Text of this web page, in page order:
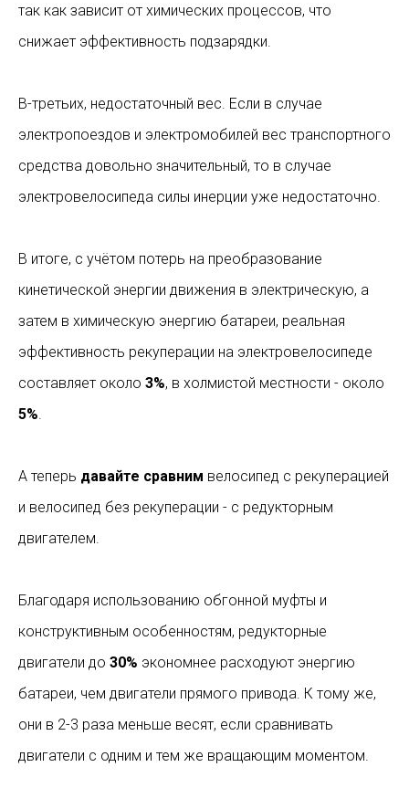
так как зависит от химических процессов, что
снижает эффективность подзарядки.
В-третьих, недостаточный вес. Если в случае
электропоездов и электромобилей вес транспортного
средства довольно значительный, то в случае
электровелосипеда силы инерции уже недостаточно.
В итоге, с учётом потерь на преобразование
кинетической энергии движения в электрическую, а
затем в химическую энергию батареи, реальная
эффективность рекуперации на электровелосипеде
составляет около 3%, в холмистой местности - около
5%
А теперь давайте сравним велосипед с рекуперацией
и велосипед без рекуперации - с редукторным
двигателем.
Благодаря использованию обгонной муфты и
конструктивным особенностям, редукторные
двигатели до 30% экономнее расходуют энергию
батареи, чем двигатели прямого привода. К тому же,
они в 2-3 раза меньше весят, если сравнивать
двигатели с одним и тем же вращающим моментом.